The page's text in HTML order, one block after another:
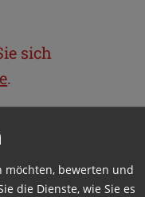
sich
.
möchten, bewerten und
die Dienste, wie Sie es